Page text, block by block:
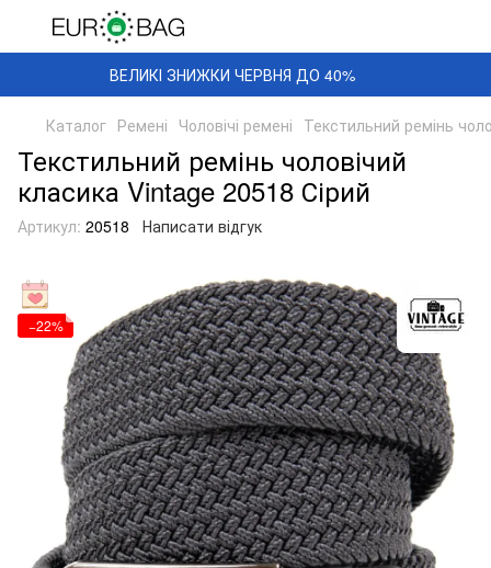
ВЕЛИКІ ЗНИЖКИ ЧЕРВНЯ ДО 40%
Каталог Ремені Чоловічі ремені Текстильний ремінь
Текстильний ремінь чоловічий
класика Vintage 20518 Сірий
Артикул: 20518 Написати відгук
−22%